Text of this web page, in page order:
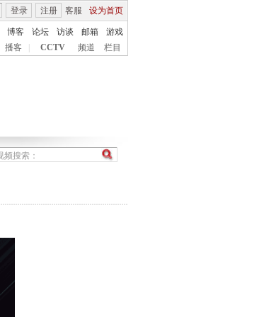
客服 设为首页
登录 注册
博客 论坛 访谈 邮箱
游戏
播客 CCTV 频道 栏目